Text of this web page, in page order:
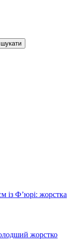
із Ф’юрі: жорстка
жорстко